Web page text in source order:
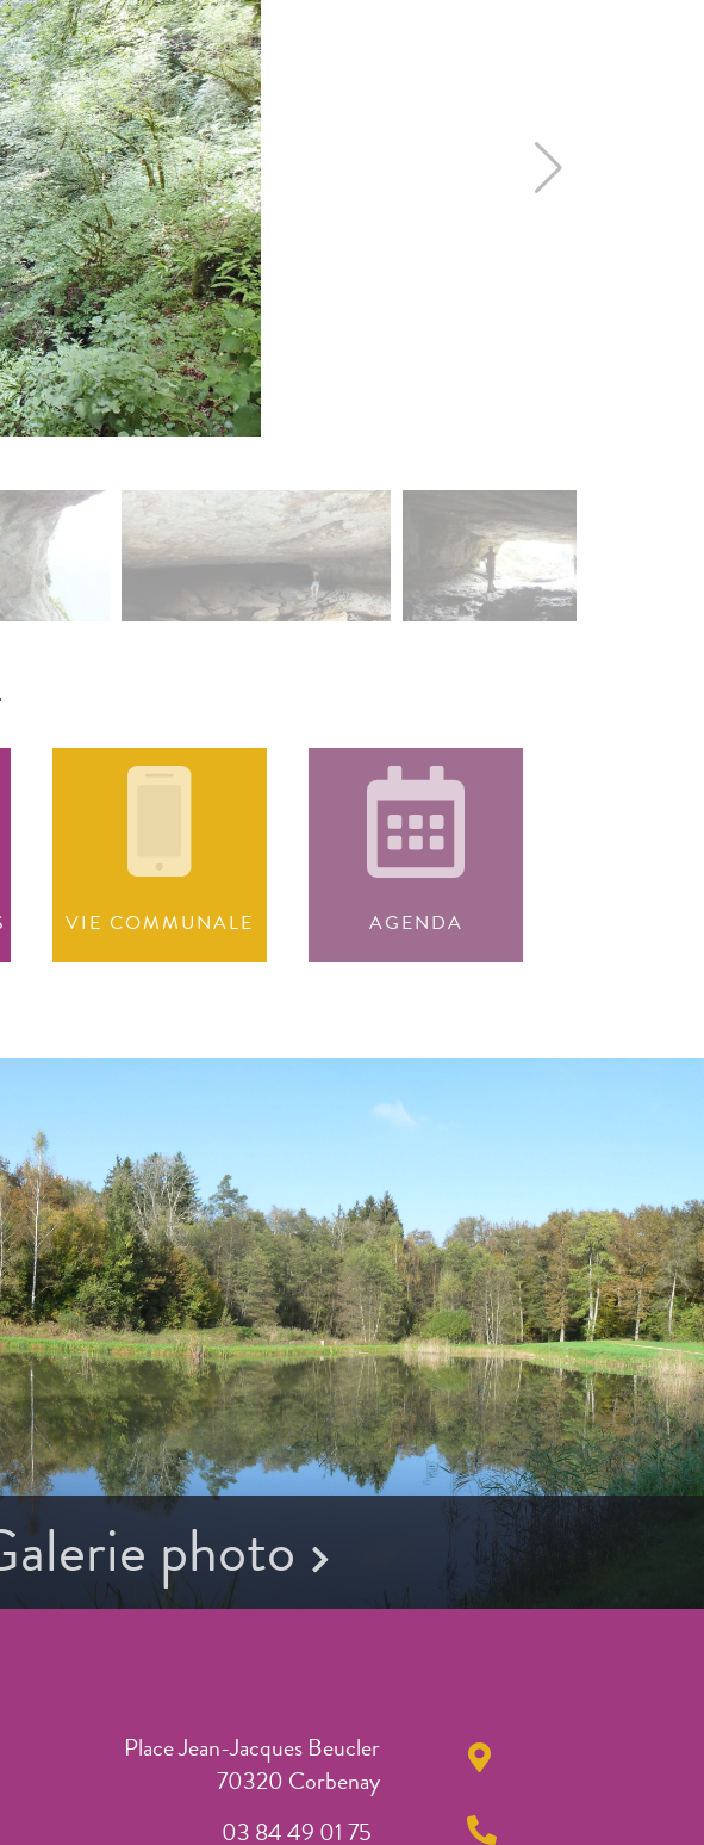
VIE COMMUNALE AGENDA
photo
Place Jean-Jacques Beucler
70320 Corbenay
03 84 49 01 75